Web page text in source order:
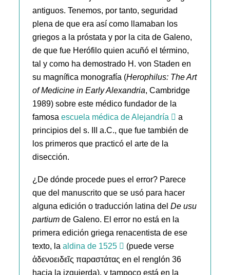
antiguos. Tenemos, por tanto, seguridad
plena de que era así como llamaban los
griegos a la próstata y por la cita de Galeno,
de que fue Herófilo quien acuñó el término,
tal y como ha demostrado H. von Staden en
su magnífica monografía (Herophilus: The Art
of Medicine in Early Alexandria, Cambridge
1989) sobre este médico fundador de la
famosaescuela médica de Alejandría
a
principios del s. III a.C., que fue también de
los primeros que practicó el arte de la
disección.
¿De dónde procede pues el error? Parece
que del manuscrito que se usó para hacer
alguna edición o traducción latina delDe usu
partium de Galeno. El error no está en la
primera edición griega renacentista de ese
texto, laaldina de 1525
(puede verse
ἀδενοειδεῖς παραστάτας en el renglón 36
hacia la izquierda), y tampoco está en la